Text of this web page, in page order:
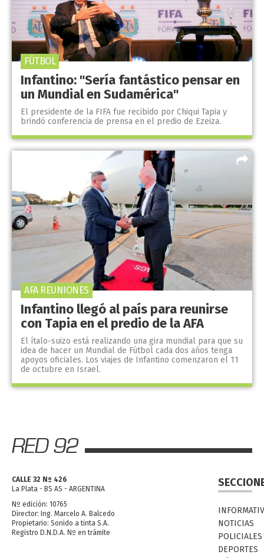
Infantino: "Sería fantástico pensar en
un Mundial en Sudamérica"
El presidente de la FIFA fue recibido por Chiqui Tapia y
brindó conferencia de prensa en el predio de Ezeiza.
FÚTBOL
Infantino llegó al país para reunirse
con Tapia en el predio de la AFA
El ítalo-suizo está realizando una gira mundial para que su
idea de hacer un Mundial de Fútbol cada dos años tenga
apoyos oficiales. Los viajes de Infantino comenzaron el 11
de octubre en Israel.
AFA REUNIONES
CALLE 32 Nº 426
La Plata - BS AS - ARGENTINA
Nº edición: 10765
Director: Ing. Marcelo A. Balcedo
Propietario: Sonido a tinta S.A.
Registro D.N.D.A. Nº en trámite
NOTICIAS
POLICIALES
DEPORTES